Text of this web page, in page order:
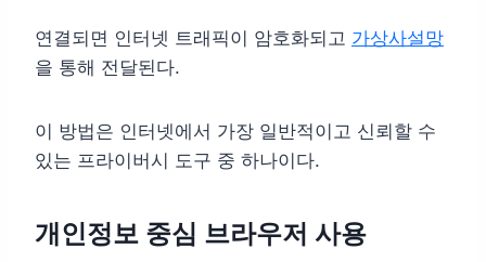
연결되면 인터넷 트래픽이 암호화되고 가상사설망
을 통해 전달된다.
이 방법은 인터넷에서 가장 일반적이고 신뢰할 수
있는 프라이버시 도구 중 하나이다.
개인정보 중심 브라우저 사용